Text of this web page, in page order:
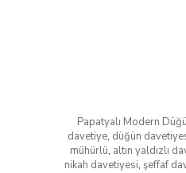
Papatyalı Modern
davetiye, düğün
mühürlü, altın yaldızlı
nikah davetiyesi, şeffaf